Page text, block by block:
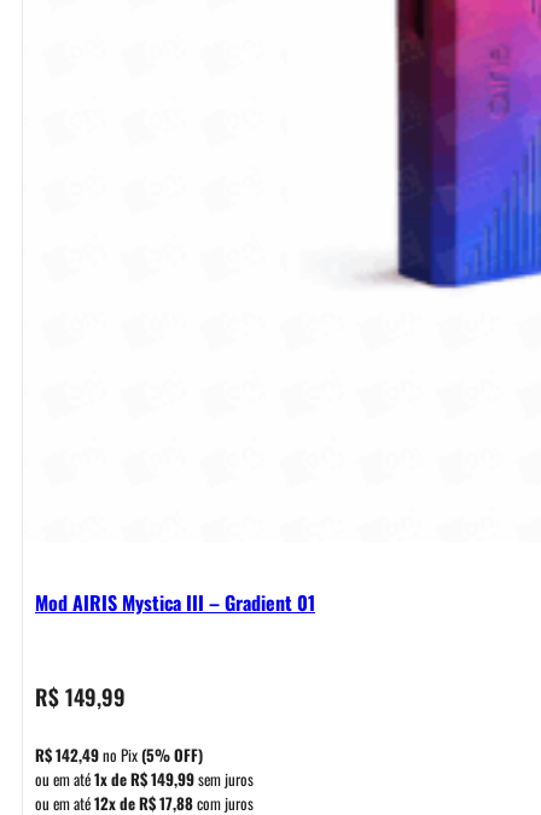
Mod AIRIS Mystica III – Gradient 01
R$149,99
R$142,49no Pix(5% OFF)
ou em até1x deR$149,99sem juros
ou em até12x deR$17,88com juros